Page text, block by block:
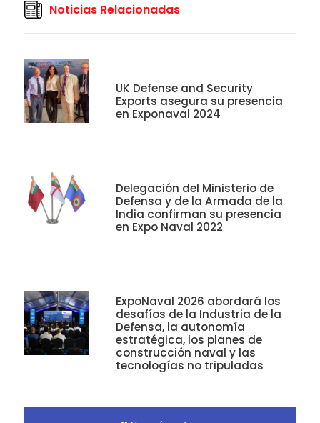
Noticias Relacionadas
UK Defense and Security
Exports asegura su presencia
en Exponaval 2024
Delegación del Ministerio de
Defensa y de la Armada de la
India confirman su presencia
en Expo Naval 2022
ExpoNaval 2026 abordará los
desafíos de la Industria de la
Defensa, la autonomía
estratégica, los planes de
construcción naval y las
tecnologías no tripuladas